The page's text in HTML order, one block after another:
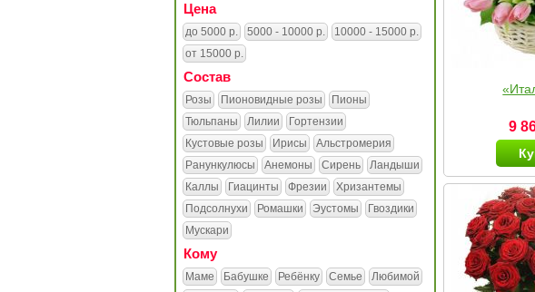
Цена
до 5000 р. 5000 - 10000 р.
10000 - 15000 р.
от 15000 р.
Состав
Розы Пионовидные розы
Пионы
Тюльпаны
Лилии
Гортензии
Кустовые розы
Ирисы
Альстромерия
Ранункулюсы
Анемоны Сирень
Ландыши
Каллы
Гиацинты Фрезии
Хризантемы
Подсолнухи
Ромашки Эустомы
Гвоздики
Мускари
Кому
Маме Бабушке Ребёнку Семье
Любимой
9